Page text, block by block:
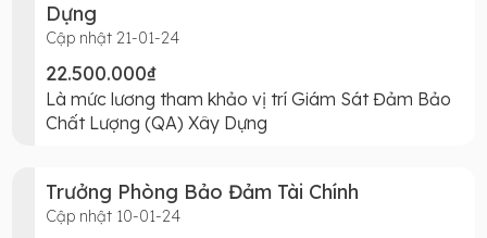
Dựng
Cập nhật 21-01-24
22.500.000₫
Là mức lương tham khảo vị trí Giám Sát Đảm Bảo
Chất Lượng (QA) Xây Dựng
Trưởng Phòng Bảo Đảm Tài Chính
Cập nhật 10-01-24